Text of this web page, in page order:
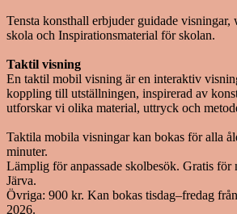
Tensta konsthall erbjuder guidade visningar,
skola och Inspirationsmaterial för skolan.
Taktil visning
En taktil mobil visning är en interaktiv
koppling till utställningen, inspirerad av
utforskar vi olika material, uttryck och
Taktila mobila visningar kan bokas för alla
minuter.
Lämplig för anpassade skolbesök. Gratis för
Järva.
Övriga: 900 kr. Kan bokas tisdag–fredag
2026.